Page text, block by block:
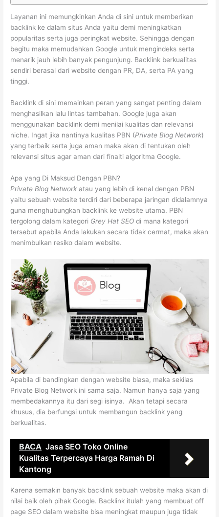
Layanan ini memungkinkan Anda di sini untuk memberikan
backlink ke dalam situs Anda yaitu demi meningkatkan
popularitas serta juga peringkat website. Sehingga dengan
begitu maka memudahkan Google untuk mengindeks serta
menarik jauh lebih banyak pengunjung. Backlink berkualitas
sendiri berasal dari website dengan PR, DA, serta PA yang
tinggi.
Backlink di sini memainkan peran yang sangat penting dalam
menghasilkan lalu lintas tambahan. Google juga akan
menggunakan backlink demi menilai kualitas dan relevansi
niche. Ingat jika nantinya kualitas PBN (Private Blog Network)
yang terbaik serta juga aman maka akan di tentukan oleh
relevansi situs agar aman dari finalti algoritma Google.
Apa yang Di Maksud Dengan PBN?
Private Blog Network atau yang lebih di kenal dengan PBN
yaitu sebuah website terdiri dari beberapa jaringan didalamnya
guna menghubungkan backlink ke website utama. PBN
tergolong dalam kategori Grey Hat SEO di mana kategori
tersebut apabila Anda lakukan secara tidak cermat, maka akan
menimbulkan resiko dalam website.
Apabila di bandingkan dengan website biasa, maka sekilas
Private Blog Network ini sama saja. Namun hanya saja yang
membedakannya itu dari segi isinya. Akan tetapi secara
khusus, dia berfungsi untuk membangun backlink yang
berkualitas.
BACA Jasa SEO Toko Online
Kualitas Terpercaya Harga Ramah Di
Kantong
Karena semakin banyak backlink sebuah website maka akan di
nilai baik oleh pihak Google. Backlink itulah yang membuat off
page SEO dalam website bisa meningkat maupun juga tidak